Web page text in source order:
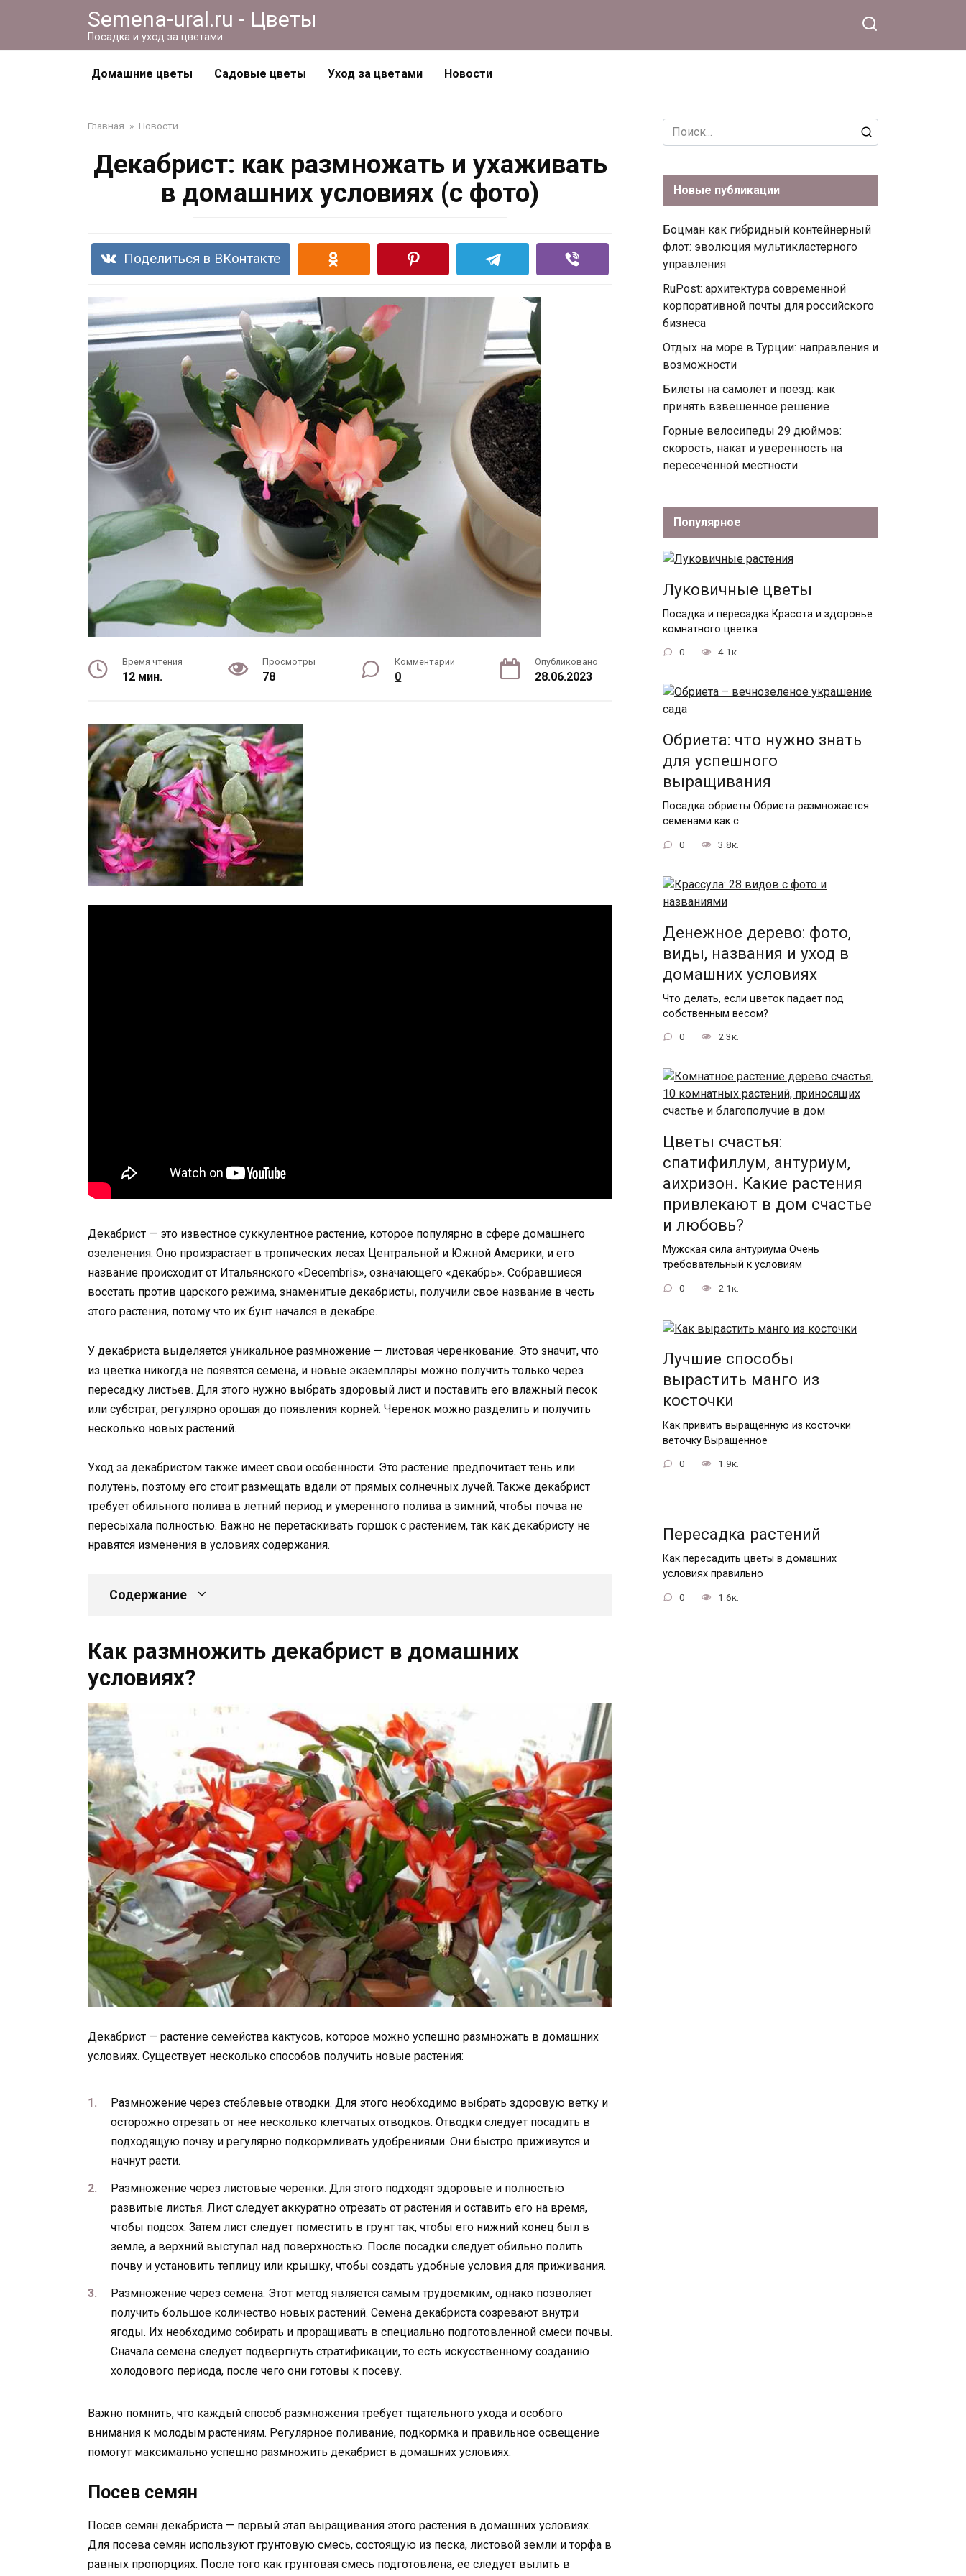
Semena-ural.ru - Цветы
Посадка и уход за цветами
Домашние цветы Садовые цветы Уход за цветами Новости
Главная » Новости
Декабрист: как размножать и ухаживать
в домашних условиях (с фото)
Поделиться в ВКонтакте
Время чтения
12 мин.
Просмотры
78
Комментарии
0
Опубликовано
28.06.2023
Декабрист — это известное суккулентное растение, которое популярно в сфере домашнего
озеленения. Оно произрастает в тропических лесах Центральной и Южной Америки, и его
название происходит от Итальянского «Decembris», означающего «декабрь». Собравшиеся
восстать против царского режима, знаменитые декабристы, получили свое название в честь
этого растения, потому что их бунт начался в декабре.
У декабриста выделяется уникальное размножение — листовая черенкование. Это значит, что
из цветка никогда не появятся семена, и новые экземпляры можно получить только через
пересадку листьев. Для этого нужно выбрать здоровый лист и поставить его влажный песок
или субстрат, регулярно орошая до появления корней. Черенок можно разделить и получить
несколько новых растений.
Уход за декабристом также имеет свои особенности. Это растение предпочитает тень или
полутень, поэтому его стоит размещать вдали от прямых солнечных лучей. Также декабрист
требует обильного полива в летний период и умеренного полива в зимний, чтобы почва не
пересыхала полностью. Важно не перетаскивать горшок с растением, так как декабристу не
нравятся изменения в условиях содержания.
Содержание
Как размножить декабрист в домашних
условиях?
Декабрист — растение семейства кактусов, которое можно успешно размножать в домашних
условиях. Существует несколько способов получить новые растения:
Размножение через стеблевые отводки. Для этого необходимо выбрать здоровую ветку и
осторожно отрезать от нее несколько клетчатых отводков. Отводки следует посадить в
подходящую почву и регулярно подкормливать удобрениями. Они быстро приживутся и
начнут расти.
Размножение через листовые черенки. Для этого подходят здоровые и полностью
развитые листья. Лист следует аккуратно отрезать от растения и оставить его на время,
чтобы подсох. Затем лист следует поместить в грунт так, чтобы его нижний конец был в
земле, а верхний выступал над поверхностью. После посадки следует обильно полить
почву и установить теплицу или крышку, чтобы создать удобные условия для приживания.
Размножение через семена. Этот метод является самым трудоемким, однако позволяет
получить большое количество новых растений. Семена декабриста созревают внутри
ягоды. Их необходимо собирать и проращивать в специально подготовленной смеси почвы.
Сначала семена следует подвергнуть стратификации, то есть искусственному созданию
холодового периода, после чего они готовы к посеву.
Важно помнить, что каждый способ размножения требует тщательного ухода и особого
внимания к молодым растениям. Регулярное поливание, подкормка и правильное освещение
помогут максимально успешно размножить декабрист в домашних условиях.
Посев семян
Посев семян декабриста — первый этап выращивания этого растения в домашних условиях.
Для посева семян используют грунтовую смесь, состоящую из песка, листовой земли и торфа в
равных пропорциях. После того как грунтовая смесь подготовлена, ее следует вылить в
Search
for:
Новые публикации
Боцман как гибридный контейнерный
флот: эволюция мультикластерного
управления
RuPost: архитектура современной
корпоративной почты для российского
бизнеса
Отдых на море в Турции: направления и
возможности
Билеты на самолёт и поезд: как
принять взвешенное решение
Горные велосипеды 29 дюймов:
скорость, накат и уверенность на
пересечённой местности
Популярное
Луковичные цветы
Посадка и пересадка Красота и здоровье
комнатного цветка
0 4.1к.
Обриета: что нужно знать
для успешного
выращивания
Посадка обриеты Обриета размножается
семенами как с
0 3.8к.
Денежное дерево: фото,
виды, названия и уход в
домашних условиях
Что делать, если цветок падает под
собственным весом?
0 2.3к.
Цветы счастья:
спатифиллум, антуриум,
аихризон. Какие растения
привлекают в дом счастье
и любовь?
Мужская сила антуриума Очень
требовательный к условиям
0 2.1к.
Лучшие способы
вырастить манго из
косточки
Как привить выращенную из косточки
веточку Выращенное
0 1.9к.
Пересадка растений
Как пересадить цветы в домашних
условиях правильно
0 1.6к.